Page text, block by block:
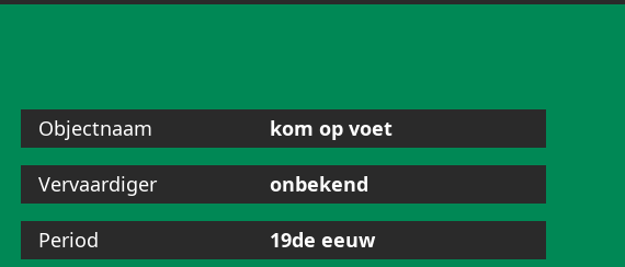
Objectnaam kom op voet
Vervaardiger onbekend
Period 19de eeuw